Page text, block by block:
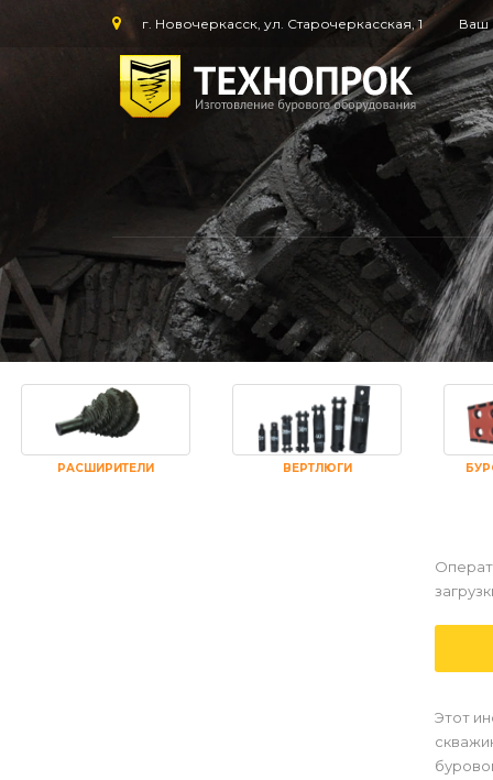
г. Новочеркасск, ул. Старочеркасская, 1 Ваш
РАСШИРИТЕЛИ ВЕРТЛЮГИ
Этот